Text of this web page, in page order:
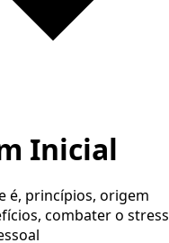
Inicial
é, princípios, origem
combater o stress